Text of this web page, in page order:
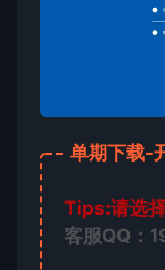
单期下载-
Tips:请选
客服QQ：